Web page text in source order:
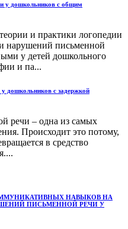
у дошкольников с общим
и практики логопедии
нарушений письменной
у детей дошкольного
и па...
дошкольников с задержкой
речи – одна из самых
Происходит это потому,
в средство
НАВЫКОВ НА
ПИСЬМЕННОЙ РЕЧИ У